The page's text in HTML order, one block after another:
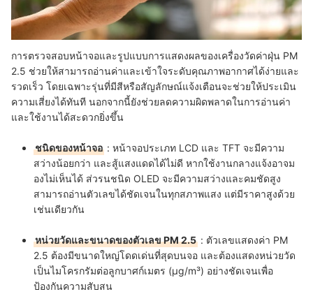
การตรวจสอบหน้าจอและรูปแบบการแสดงผลของเครื่องวัดค่าฝุ่น PM
2.5 ช่วยให้สามารถอ่านค่าและเข้าใจระดับคุณภาพอากาศได้ง่ายและ
รวดเร็ว โดยเฉพาะรุ่นที่มีสีหรือสัญลักษณ์แจ้งเตือนจะช่วยให้ประเมิน
ความเสี่ยงได้ทันที นอกจากนี้ยังช่วยลดความผิดพลาดในการอ่านค่า
และใช้งานได้สะดวกยิ่งขึ้น
ชนิดของหน้าจอ : หน้าจอประเภท LCD และ TFT จะมีความ
สว่างน้อยกว่า และสู้แสงแดดได้ไม่ดี หากใช้งานกลางแจ้งอาจม
องไม่เห็นได้ ส่วรนชนิด OLED จะมีความสว่างและคมชัดสูง
สามารถอ่านตัวเลขได้ชัดเจนในทุกสภาพแสง แต่มีราคาสูงด้วย
เช่นเดียวกัน
หน่วยวัดและขนาดของตัวเลข PM 2.5 : ตัวเลขแสดงค่า PM
2.5 ต้องมีขนาดใหญ่โดดเด่นที่สุดบนจอ และต้องแสดงหน่วยวัด
เป็นไมโครกรัมต่อลูกบาศก์เมตร (μg/m³) อย่างชัดเจนเพื่อ
ป้องกันความสับสน